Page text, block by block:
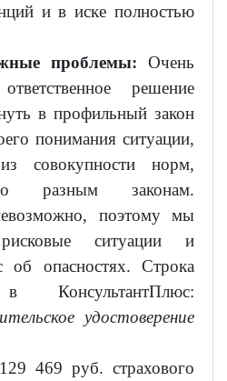
и в иске полностью
проблемы: Очень
решение
в профильный закон
понимания ситуации,
совокупности норм,
разным законам.
поэтому мы
ситуации и
об опасностях. Строка
удостоверение
469 руб. страхового